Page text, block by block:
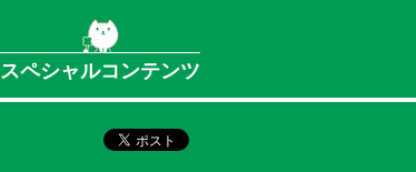
スペシャルコンテンツ